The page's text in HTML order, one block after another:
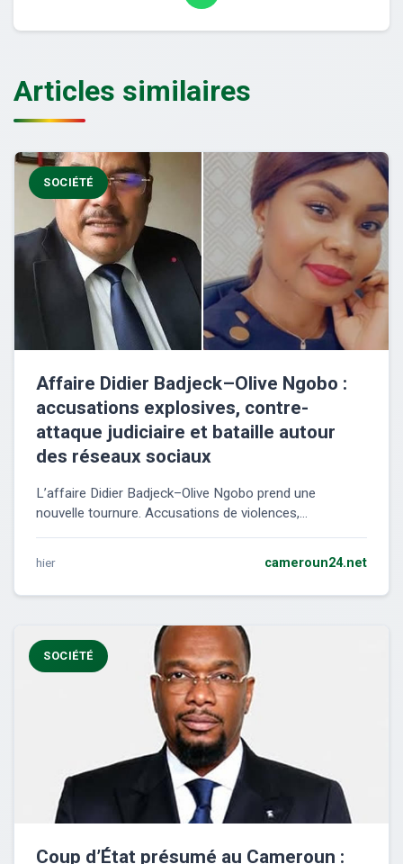
Articles similaires
SOCIÉTÉ
Affaire Didier Badjeck–Olive Ngobo :
accusations explosives, contre-
attaque judiciaire et bataille autour
des réseaux sociaux
L’affaire Didier Badjeck–Olive Ngobo prend une
nouvelle tournure. Accusations de violences,...
hier cameroun24.net
SOCIÉTÉ
Coup d’État présumé au Cameroun :